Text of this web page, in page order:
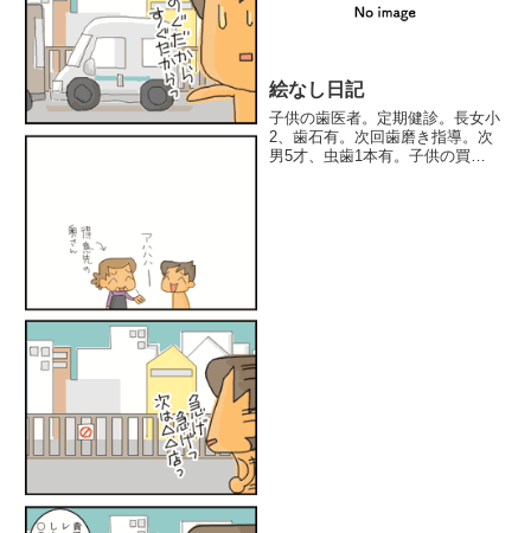
絵なし日記
子供の歯医者。定期健診。長女小
2、歯石有。次回歯磨き指導。次
男5才、虫歯1本有。子供の買い